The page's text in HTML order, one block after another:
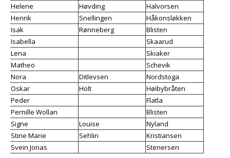
Helene
Høvding
Halvorsen
Henrik
Snellingen
Håkonsløkken
Isak
Rønneberg
Blisten
Isabella
Skaarud
Lena
Skiaker
Matheo
Schevik
Nora
Ditlevsen
Nordstoga
Oskar
Holt
Høibybråten
Peder
Flatla
Pernille Wollan
Blisten
Signe
Louise
Nyland
Stine Marie
Sehlin
Kristiansen
Svein Jonas
Stenersen